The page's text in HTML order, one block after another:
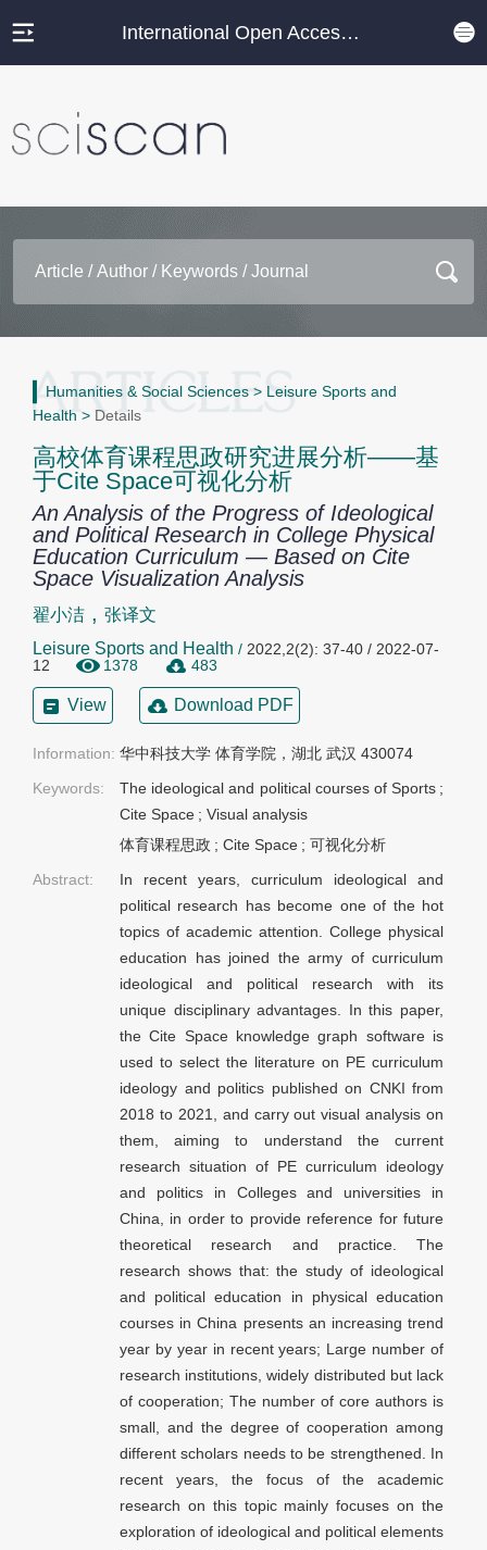
International Open Access Journal Platform
Humanities & Social Sciences > Leisure Sports and
Health > Details
高校体育课程思政研究进展分析——基
于Cite Space可视化分析
An Analysis of the Progress of Ideological
and Political Research in College Physical
Education Curriculum — Based on Cite
Space Visualization Analysis
翟小洁 , 张译文
Leisure Sports and Health / 2022,2(2): 37-40 / 2022-07-
12
1378 483
View Download PDF
Information: 华中科技大学 体育学院，湖北 武汉 430074
Keywords:
The ideological and political courses of Sports ;
Cite Space ; Visual analysis
体育课程思政 ; Cite Space ; 可视化分析
Abstract:
In recent years, curriculum ideological and
political research has become one of the hot
topics of academic attention. College physical
education has joined the army of curriculum
ideological and political research with its
unique disciplinary advantages. In this paper,
the Cite Space knowledge graph software is
used to select the literature on PE curriculum
ideology and politics published on CNKI from
2018 to 2021, and carry out visual analysis on
them, aiming to understand the current
research situation of PE curriculum ideology
and politics in Colleges and universities in
China, in order to provide reference for future
theoretical research and practice. The
research shows that: the study of ideological
and political education in physical education
courses in China presents an increasing trend
year by year in recent years; Large number of
research institutions, widely distributed but lack
of cooperation; The number of core authors is
small, and the degree of cooperation among
different scholars needs to be strengthened. In
recent years, the focus of the academic
research on this topic mainly focuses on the
exploration of ideological and political elements